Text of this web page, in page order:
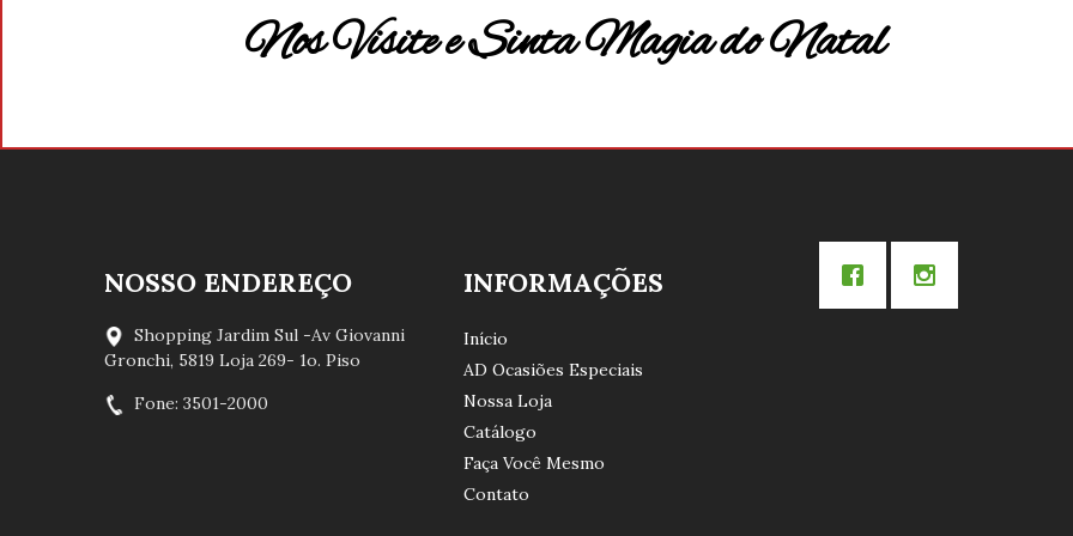
Nos Visite e Sinta Magia do Natal
NOSSO ENDEREÇO
Shopping Jardim Sul -Av Giovanni
Gronchi, 5819 Loja 269- 1o. Piso
Fone: 3501-2000
INFORMAÇÕES
Início
AD Ocasiões Especiais
Nossa Loja
Catálogo
Faça Você Mesmo
Contato